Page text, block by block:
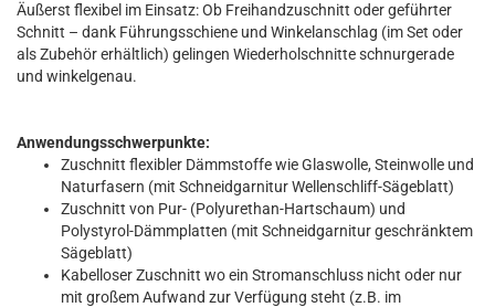
Äußerst flexibel im Einsatz: Ob Freihandzuschnitt oder geführter
Schnitt – dank Führungsschiene und Winkelanschlag (im Set oder
als Zubehör erhältlich) gelingen Wiederholschnitte schnurgerade
und winkelgenau.
Anwendungsschwerpunkte:
Zuschnitt flexibler Dämmstoffe wie Glaswolle, Steinwolle und
Naturfasern (mit Schneidgarnitur Wellenschliff-Sägeblatt)
Zuschnitt von Pur- (Polyurethan-Hartschaum) und
Polystyrol-Dämmplatten (mit Schneidgarnitur geschränktem
Sägeblatt)
Kabelloser Zuschnitt wo ein Stromanschluss nicht oder nur
mit großem Aufwand zur Verfügung steht (z.B. im